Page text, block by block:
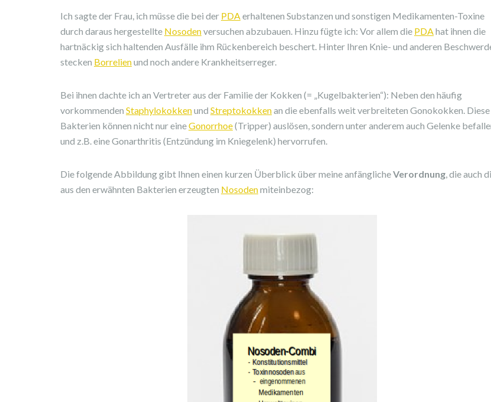
Ich sagte der Frau, ich müsse die bei der PDA erhaltenen Substanzen und sonstigen Medikamenten-Toxine
durch daraus hergestellte Nosodenversuchen abzubauen. Hinzu fügte ich: Vor allem die PDA hat ihnen die
hartnäckig sich haltenden Ausfälle ihm Rückenbereich beschert. Hinter Ihren Knie- und anderen
stecken Borrelienund noch andere Krankheitserreger.
Bei ihnen dachte ich an Vertreter aus der Familie der Kokken (= „Kugelbakterien“): Neben den häufig
vorkommenden Staphylokokkenund Streptokokkenan die ebenfalls weit verbreiteten Gonokokken. Diese
Bakterien können nicht nur eineGonorrhoe(Tripper) auslösen, sondern unter anderem auch Gelenke
und z.B. eine Gonarthritis (Entzündung im Kniegelenk) hervorrufen.
Die folgende Abbildung gibt Ihnen einen kurzen Überblick über meine anfänglicheVerordnung , die auch
aus den erwähnten Bakterien erzeugten Nosodenmiteinbezog: